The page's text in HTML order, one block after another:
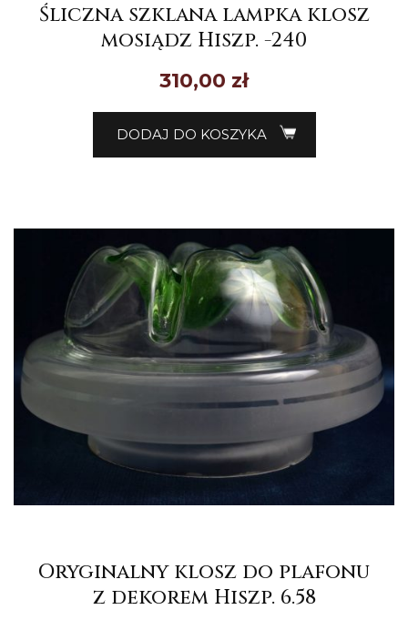
Śliczna szklana lampka klosz
mosiądz Hiszp. -240
310,00 zł
DODAJ DO KOSZYKA
Oryginalny klosz do plafonu
z dekorem Hiszp. 6.58